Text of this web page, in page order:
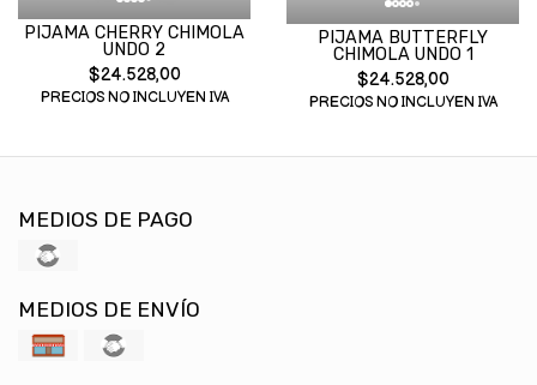
PIJAMA CHERRY CHIMOLA
UNDO 2
$24.528,00
PRECIOS NO INCLUYEN IVA
PIJAMA BUTTERFLY
CHIMOLA UNDO 1
$24.528,00
PRECIOS NO INCLUYEN IVA
MEDIOS DE PAGO
MEDIOS DE ENVÍO